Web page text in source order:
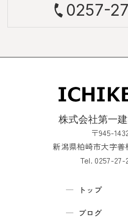
0257-
〒945-
新潟県柏崎市大字善
Tel. 0257-27-
トップ
ブログ